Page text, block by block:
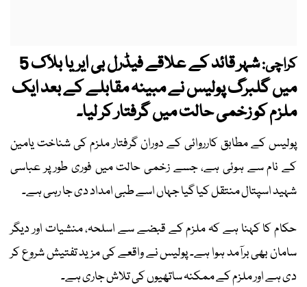
کراچی:
شہر قائد کے علاقے فیڈرل بی ایریا بلاک 5
میں گلبرگ پولیس نے مبینہ مقابلے کے بعد ایک
ملزم کو زخمی حالت میں گرفتار کر لیا۔
پولیس کے مطابق کارروائی کے دوران گرفتار ملزم کی شناخت یامین
کے نام سے ہوئی ہے، جسے زخمی حالت میں فوری طور پر عباسی
شہید اسپتال منتقل کیا گیا جہاں اسے طبی امداد دی جا رہی ہے۔
حکام کا کہنا ہے کہ ملزم کے قبضے سے اسلحہ، منشیات اور دیگر
سامان بھی برآمد ہوا ہے۔ پولیس نے واقعے کی مزید تفتیش شروع کر
دی ہے اور ملزم کے ممکنہ ساتھیوں کی تلاش جاری ہے۔